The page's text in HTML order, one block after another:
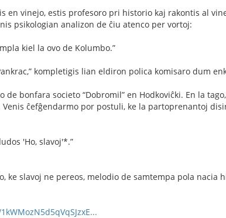
en vinejo, estis profesoro pri historio kaj rakontis al
psikologian analizon de ĉiu atenco per vortoj:
kiel la ovo de Kolumbo.”
kompletigis lian eldiron polica komisaro dum
bonfara societo “Dobromil” en Hodkoviĉki. En la
ĉefĝendarmo por postuli, ke la partoprenantoj
'Ho, slavoj'*.”
ke slavoj ne pereos, melodio de samtempa pola nacia